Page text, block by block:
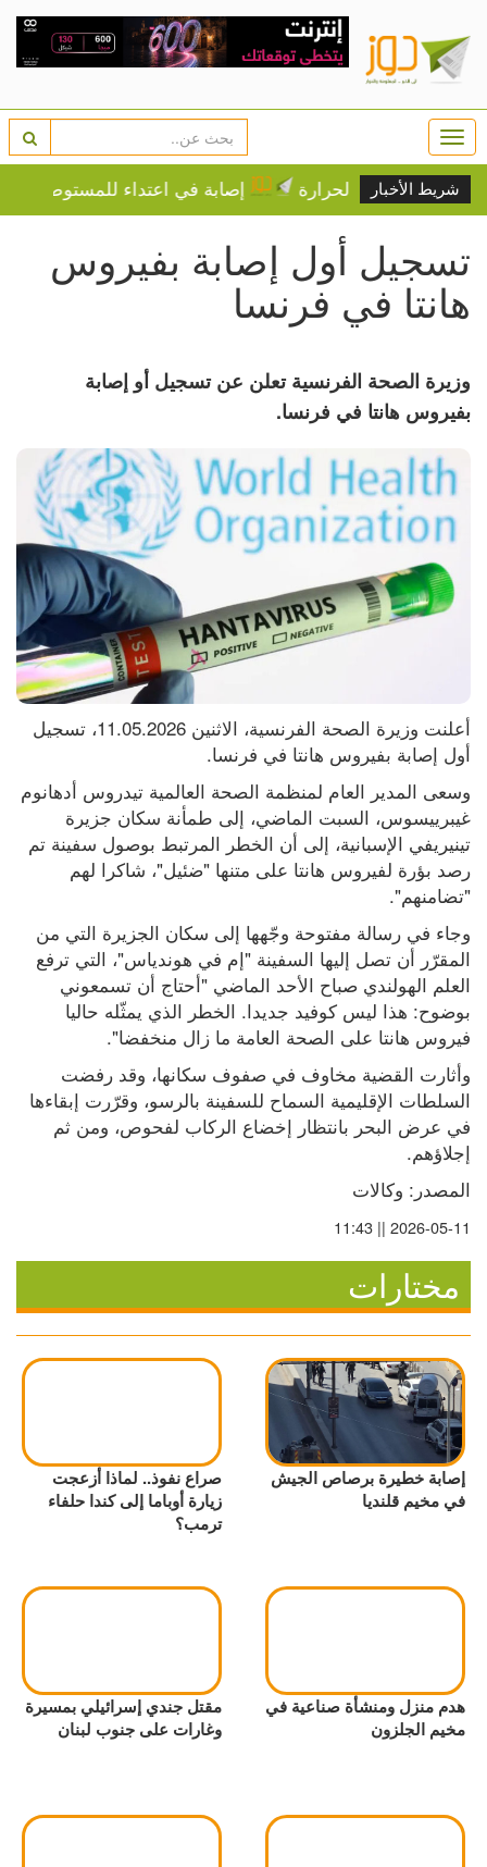
شريط الأخبار
درجات الحرارة إصابة في اعتداء للمستوطنين في
تسجيل أول إصابة بفيروس
هانتا في فرنسا
وزيرة الصحة الفرنسية تعلن عن تسجيل أو إصابة
بفيروس هانتا في فرنسا.
أول إصابة بفيروس هانتا في فرنسا.
"تضامنهم".
فيروس هانتا على الصحة العامة ما زال منخفضا".
إجلاؤهم.
المصدر: وكالات
2026-05-11 || 11:43
مختارات
إصابة خطيرة برصاص الجيش
في مخيم قلنديا
صراع نفوذ.. لماذا أزعجت
زيارة أوباما إلى كندا حلفاء
ترمب؟
هدم منزل ومنشأة صناعية في
مخيم الجلزون
مقتل جندي إسرائيلي بمسيرة
وغارات على جنوب لبنان